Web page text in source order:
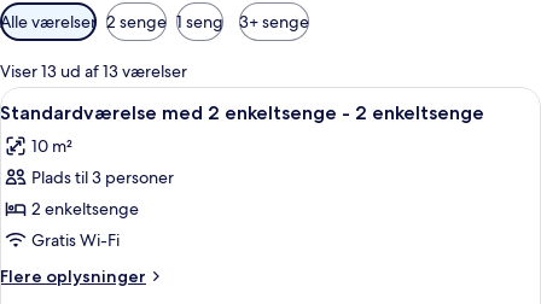
Tilgængelige
filtre
for
værelser
Alle værelser 2 senge 1 seng 3+ senge
Viser 13 ud af 13 værelser
Indlæs
alle
billeder
af
Standardværelse
med
2
enkeltsenge
Et hotelværelse med to senge,
11
Standardværelse med 2 enkeltsenge - 2 enkeltsenge
10 m²
Plads til 3 personer
2 enkeltsenge
Gratis Wi-Fi
Flere oplysninger
Flere